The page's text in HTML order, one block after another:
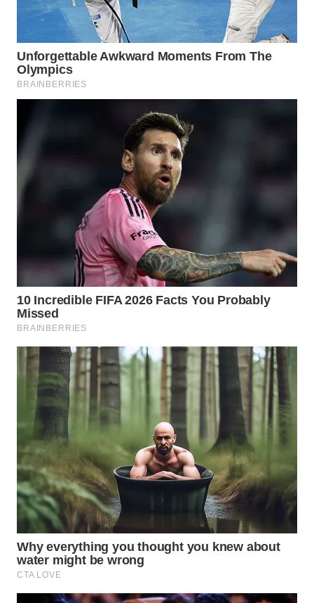
WN
WN
BOGOR
PADANG
LAWAS
WN
SUMEDANG
WN
WN
KEPULAUAN
SERIBU
WN
TANGERANG
WN
BINJAI